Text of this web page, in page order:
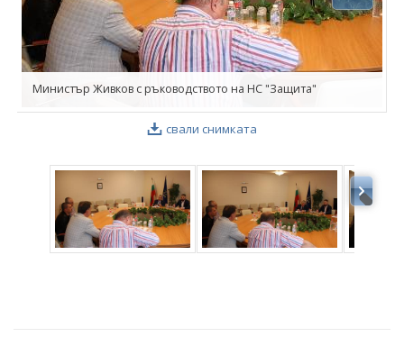
свали снимката
Министър Живков с ръководството на НС "Защита"